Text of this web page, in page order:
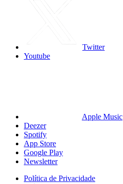
Twitter
Youtube
Apple Music
Deezer
Spotify
App Store
Google Play
Newsletter
Política de Privacidade